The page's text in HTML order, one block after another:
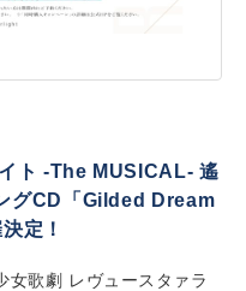
ト -The MUSICAL- 遙
グCD「Gilded Dream
定！
歌劇 レヴュースタァラ